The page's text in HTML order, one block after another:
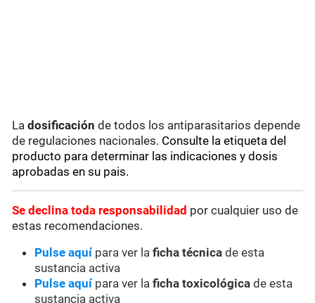
Ladosificación de todos los antiparasitarios depende
de regulaciones nacionales. Consulte la etiqueta del
producto para determinar las indicaciones y dosis
aprobadas en su pais.
Se declina toda responsabilidad por cualquier uso de
estas recomendaciones.
Pulse aquípara ver laficha técnica de esta
sustancia activa
Pulse aquípara ver laficha toxicológica de esta
sustancia activa